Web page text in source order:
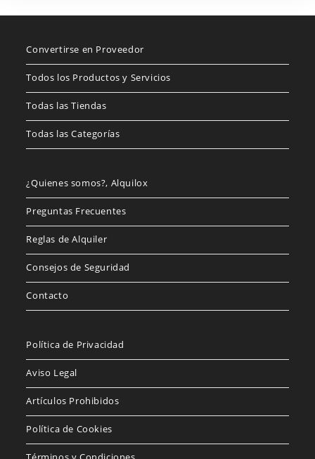
Convertirse en Proveedor
Todos los Productos y Servicios
Todas las Tiendas
Todas las Categorías
¿Quienes somos?, Alquilox
Preguntas Frecuentes
Reglas de Alquiler
Consejos de Seguridad
Contacto
Política de Privacidad
Aviso Legal
Artículos Prohibidos
Política de Cookies